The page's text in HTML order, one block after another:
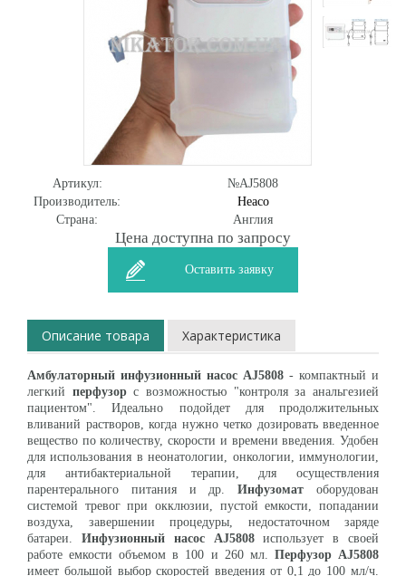
Артикул:
№AJ5808
Производитель:
Heaco
Страна:
Англия
Цена доступна по запросу
Оставить заявку
Описание товара Характеристика
Амбулаторный инфузионный насос AJ5808 - компактный и
легкий перфузорс возможностью "контроля за анальгезией
пациентом". Идеально подойдет для продолжительных
вливаний растворов, когда нужно четко дозировать введенное
вещество по количеству, скорости и времени введения. Удобен
для использования в неонатологии, онкологии, иммунологии,
для антибактериальной терапии, для осуществления
парентерального питания и др.Инфузоматоборудован
системой тревог при окклюзии, пустой емкости, попадании
воздуха, завершении процедуры, недостаточном заряде
батареи. Инфузионный насос AJ5808использует в своей
работе емкости объемом в 100 и 260 мл. Перфузор AJ5808
имеет большой выбор скоростей введения от 0,1 до 100 мл/ч.